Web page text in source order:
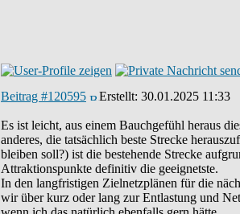
Beitrag #120595 Erstellt: 30.01.2025 11:33
Es ist leicht, aus einem Bauchgefühl heraus
anderes, die tatsächlich beste Strecke
bleiben soll?) ist die bestehende Strecke
Attraktionspunkte definitiv die geeignetste.
In den langfristigen Zielnetzplänen für die
wir über kurz oder lang zur Entlastung und